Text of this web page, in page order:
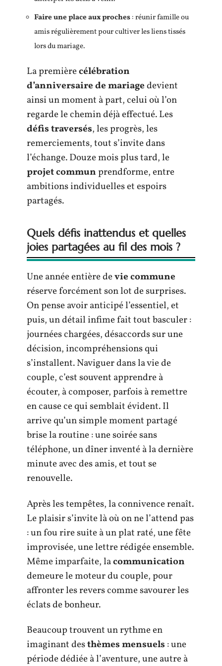
Faire une place aux proches: réunir famille ou
amis régulièrement pour cultiver les liens tissés
lors du mariage.
La premièrecélébration
d’anniversaire de mariagedevient
ainsi un moment à part, celui où l’on
regarde le chemin déjà effectué. Les
défis traversés, les progrès, les
remerciements, tout s’invite dans
l’échange. Douze mois plus tard, le
projet communprendforme, entre
ambitions individuelles et espoirs
partagés.
Quels défis inattendus et quelles
joies partagées au fil des mois ?
Une année entière devie commune
réserve forcément son lot de surprises.
On pense avoir anticipé l’essentiel, et
puis, un détail infime fait tout basculer :
journées chargées, désaccords sur une
décision, incompréhensions qui
s’installent. Naviguer dans la vie de
couple, c’est souvent apprendre à
écouter, à composer, parfois à remettre
en cause ce qui semblait évident. Il
arrive qu’un simple moment partagé
brise la routine : une soirée sans
téléphone, un dîner inventé à la dernière
minute avec des amis, et tout se
renouvelle.
Après les tempêtes, la connivence renaît.
Le plaisir s’invite là où on ne l’attend pas
: un fou rire suite à un plat raté, une fête
improvisée, une lettre rédigée ensemble.
Même imparfaite, lacommunication
demeure le moteur du couple, pour
affronter les revers comme savourer les
éclats de bonheur.
Beaucoup trouvent un rythme en
imaginant desthèmes mensuels : une
période dédiée à l’aventure, une autre à